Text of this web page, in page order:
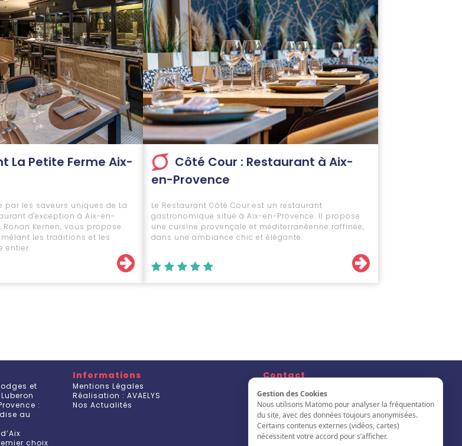
Gestion des Cookies
Nous utilisons Matomo pour analyser la fréquentation
du site, avec des données toujours anonymisées.
Certains contenus externes (vidéos, cartes)
nécessitent votre accord pour s’afficher.
La Petite Ferme Aix-
par les saveurs uniques de La
d'exception à Aix-en-
Ronan Kernen, vous propose
les traditions et les
entier.
Côté Cour : Restaurant à Aix-
en-Provence
Le Restaurant Côté Cour est un restaurant
gastronomique situé à Aix-en-Provence. Il propose
une cuisine provençale et méditerranéenne raffinée,
dans une ambiance chic et élégante.
et
:
au
choix
Informations
Mentions Légales
Réalisation : AVAELYS
Nos Actualités
Contact
S'inscrire
L'annuaire